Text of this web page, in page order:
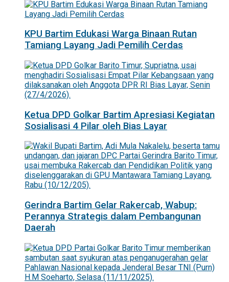
KPU Bartim Edukasi Warga Binaan Rutan
Tamiang Layang Jadi Pemilih Cerdas
Ketua DPD Golkar Bartim Apresiasi Kegiatan
Sosialisasi 4 Pilar oleh Bias Layar
Gerindra Bartim Gelar Rakercab, Wabup:
Perannya Strategis dalam Pembangunan
Daerah